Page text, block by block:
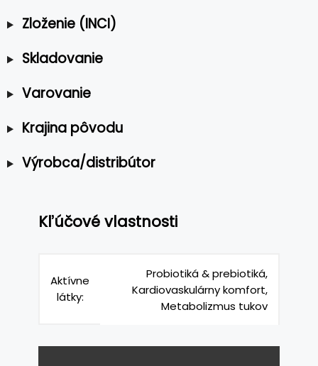
Zloženie (INCI)
Skladovanie
Varovanie
Krajina pôvodu
Výrobca/distribútor
Kľúčové vlastnosti
Aktívne
látky:
Probiotiká & prebiotiká,
Kardiovaskulárny komfort,
Metabolizmus tukov